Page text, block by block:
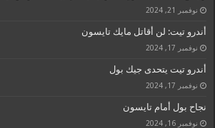
نوفمبر 21, 2024
أندرو تيت: لن أقاتل مايك تايسون
نوفمبر 17, 2024
أندرو تيت يتحدى جيك بول
نوفمبر 17, 2024
نجاح بول أمام تايسون
نوفمبر 16, 2024